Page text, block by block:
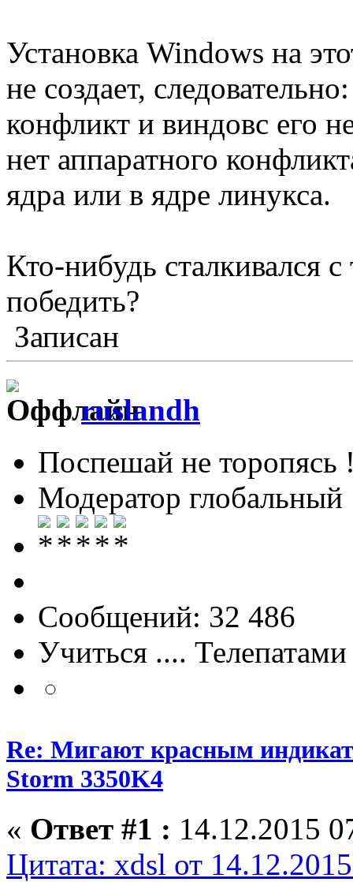
Установка Windows на
не создает,
конфликт и виндовс его
нет аппаратного
ядра или в ядре линукса.
Кто-нибудь сталкивался
победить?
Записан
ruslandh
Поспешай не торопясь
Модератор глобальный
Сообщений: 32 486
Учиться ....
Re: Мигают красным
Storm 3350K4
« Ответ #1 : 14.12.2015
Цитата: xdsl от